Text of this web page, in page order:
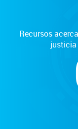
Recursos
justicia